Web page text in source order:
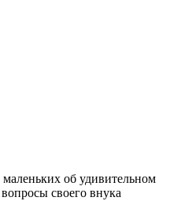
об удивительном
своего внука